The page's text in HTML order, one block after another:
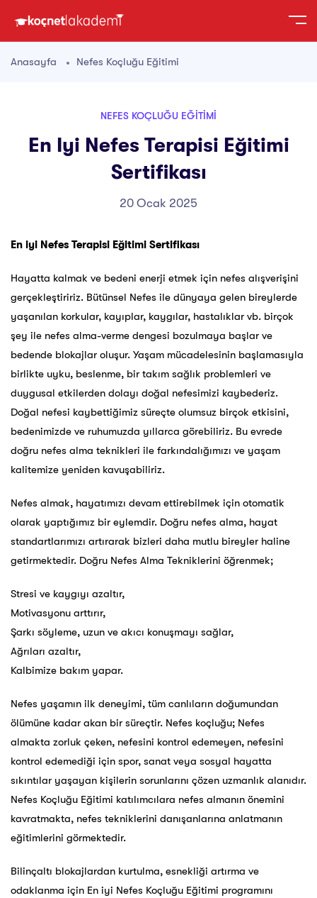
Anasayfa Nefes Koçluğu Eğitimi
NEFES KOÇLUĞU EĞITIMI
En Iyi Nefes Terapisi Eğitimi
Sertifikası
20 Ocak 2025
En iyi Nefes Terapisi Eğitimi Sertifikası
Hayatta kalmak ve bedeni enerji etmek için nefes alışverişini
gerçekleştiririz. Bütünsel Nefes ile dünyaya gelen bireylerde
yaşanılan korkular, kayıplar, kaygılar, hastalıklar vb. birçok
şey ile nefes alma-verme dengesi bozulmaya başlar ve
bedende blokajlar oluşur. Yaşam mücadelesinin başlamasıyla
birlikte uyku, beslenme, bir takım sağlık problemleri ve
duygusal etkilerden dolayı doğal nefesimizi kaybederiz.
Doğal nefesi kaybettiğimiz süreçte olumsuz birçok etkisini,
bedenimizde ve ruhumuzda yıllarca görebiliriz. Bu evrede
doğru nefes alma teknikleri ile farkındalığımızı ve yaşam
kalitemize yeniden kavuşabiliriz.
Nefes almak, hayatımızı devam ettirebilmek için otomatik
olarak yaptığımız bir eylemdir. Doğru nefes alma, hayat
standartlarımızı artırarak bizleri daha mutlu bireyler haline
getirmektedir. Doğru Nefes Alma Tekniklerini öğrenmek;
Stresi ve kaygıyı azaltır,
Motivasyonu arttırır,
Şarkı söyleme, uzun ve akıcı konuşmayı sağlar,
Ağrıları azaltır,
Kalbimize bakım yapar.
Nefes yaşamın ilk deneyimi, tüm canlıların doğumundan
ölümüne kadar akan bir süreçtir. Nefes koçluğu; Nefes
almakta zorluk çeken, nefesini kontrol edemeyen, nefesini
kontrol edemediği için spor, sanat veya sosyal hayatta
sıkıntılar yaşayan kişilerin sorunlarını çözen uzmanlık alanıdır.
Nefes Koçluğu Eğitimi katılımcılara nefes almanın önemini
kavratmakta, nefes tekniklerini danışanlarına anlatmanın
eğitimlerini görmektedir.
Bilinçaltı blokajlardan kurtulma, esnekliği artırma ve
odaklanma için En iyi Nefes Koçluğu Eğitimi programını